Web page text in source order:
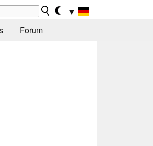
▼
Forum